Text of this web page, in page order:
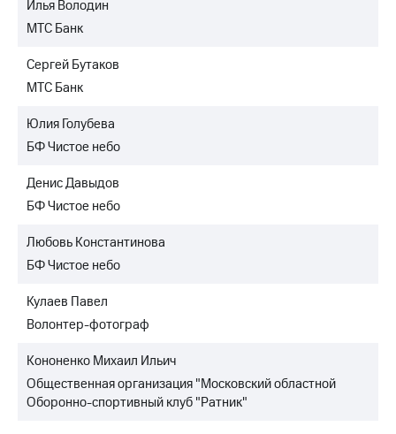
Илья Володин
МТС Банк
Сергей Бутаков
МТС Банк
Юлия Голубева
БФ Чистое небо
Денис Давыдов
БФ Чистое небо
Любовь Константинова
БФ Чистое небо
Кулаев Павел
Волонтер-фотограф
Кононенко Михаил Ильич
Общественная организация "Московский областной
Оборонно-спортивный клуб "Ратник"